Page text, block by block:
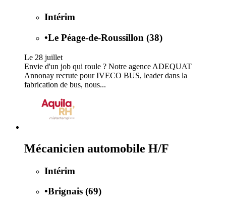
Intérim
•Le Péage-de-Roussillon (38)
Le 28 juillet
Envie d'un job qui roule ? Notre agence ADEQUAT
Annonay recrute pour IVECO BUS, leader dans la
fabrication de bus, nous...
Mécanicien automobile H/F
Intérim
•Brignais (69)